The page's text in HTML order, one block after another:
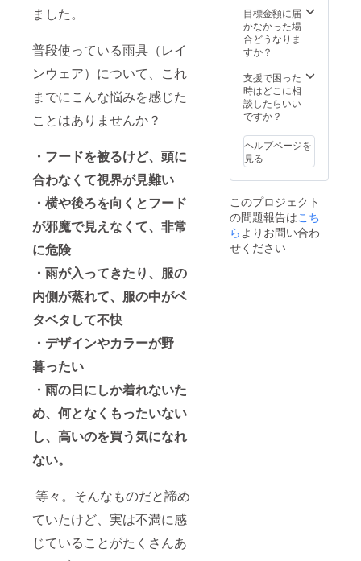
ました。
普段使っている雨具（レイ
ンウェア）について、これ
までにこんな悩みを感じた
ことはありませんか？
・フードを被るけど、頭に
合わなくて視界が見難い
・横や後ろを向くとフード
が邪魔で見えなくて、非常
に危険
・雨が入ってきたり、服の
内側が蒸れて、服の中がベ
タベタして不快
・デザインやカラーが野
暮ったい
・雨の日にしか着れないた
め、何となくもったいない
し、高いのを買う気になれ
ない。
等々。そんなものだと諦め
ていたけど、実は不満に感
じていることがたくさんあ
ように
努めま
す。期
待して
くださ
い！
目標金額に届
かなかった場
合どうなりま
すか？
支援で困った
時はどこに相
談したらいい
ですか？
ヘルプページを
見る
このプロジェクト
の問題報告はこち
らよりお問い合わ
せください